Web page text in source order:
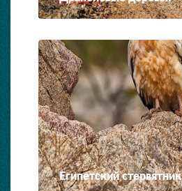
Египетский стервятник